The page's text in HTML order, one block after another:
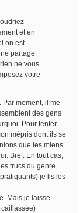
et en
on est
partage
ne vous
votre
Par moment, il me
des gens
Pour tenter
mépris dont ils se
que les miens
Bref. En tout cas,
trucs du genre
je lis les
Mais je laisse